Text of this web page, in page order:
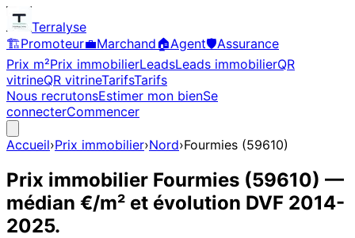
Terralyse
🏗️Promoteur💼Marchand🏠Agent🛡️Assurance
Prix m²Prix immobilierLeadsLeads immobilierQR
vitrineQR vitrineTarifsTarifs
Nous recrutonsEstimer mon bienSe
connecterCommencer
Accueil›Prix immobilier›Nord›Fourmies (59610)
Prix immobilier Fourmies (59610) —
médian €/m² et évolution DVF 2014-
2025.